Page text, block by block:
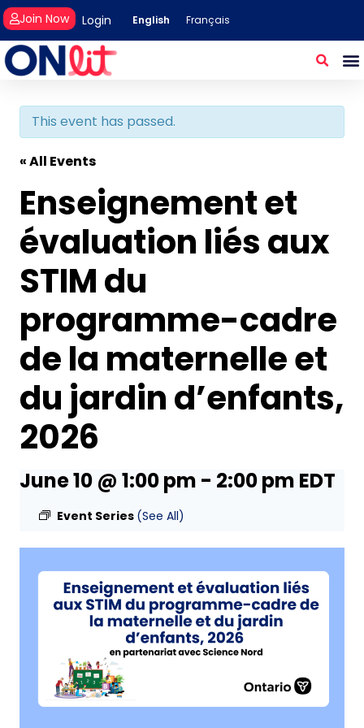
Login
Join Now English Français
This event has passed.
« All Events
Enseignement et
évaluation liés aux
STIM du
programme-cadre
de la maternelle et
du jardin d’enfants,
2026
June 10 @ 1:00 pm - 2:00 pm EDT
Event Series (See All)